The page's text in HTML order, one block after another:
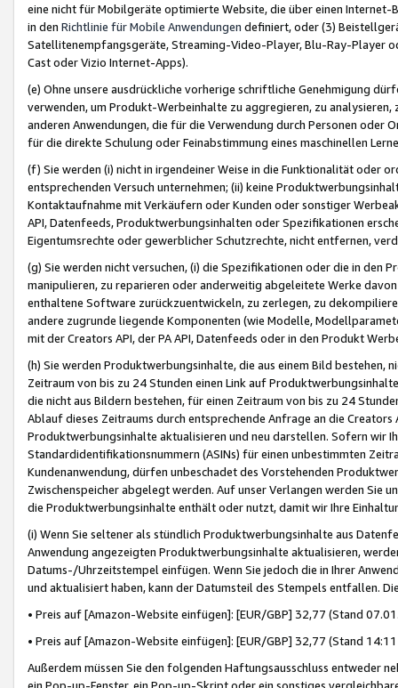
eine nicht für Mobilgeräte optimierte Website, die über einen
in den Richtlinie für Mobile Anwendungen definiert, oder (3)
Satellitenempfangsgeräte, Streaming-Video-Player, Blu-Ray-Player
Cast oder Vizio Internet-Apps).
(e) Ohne unsere ausdrückliche vorherige schriftliche Genehmigung
verwenden, um Produkt-Werbeinhalte zu aggregieren, zu
anderen Anwendungen, die für die Verwendung durch Personen
für die direkte Schulung oder Feinabstimmung eines maschinellen
(f) Sie werden (i) nicht in irgendeiner Weise in die Funktionalität oder
entsprechenden Versuch unternehmen; (ii) keine
Kontaktaufnahme mit Verkäufern oder Kunden oder sonstiger
API, Datenfeeds, Produktwerbungsinhalten oder Spezifikationen
Eigentumsrechte oder gewerblicher Schutzrechte, nicht entfernen,
(g) Sie werden nicht versuchen, (i) die Spezifikationen oder die in
manipulieren, zu reparieren oder anderweitig abgeleitete Werke
enthaltene Software zurückzuentwickeln, zu zerlegen, zu
andere zugrunde liegende Komponenten (wie Modelle,
mit der Creators API, der PA API, Datenfeeds oder in den Produkt
(h) Sie werden Produktwerbungsinhalte, die aus einem Bild bestehen,
Zeitraum von bis zu 24 Stunden einen Link auf
die nicht aus Bildern bestehen, für einen Zeitraum von bis zu 24
Ablauf dieses Zeitraums durch entsprechende Anfrage an die
Produktwerbungsinhalte aktualisieren und neu darstellen. Sofern wir
Standardidentifikationsnummern (ASINs) für einen unbestimmten
Kundenanwendung, dürfen unbeschadet des Vorstehenden
Zwischenspeicher abgelegt werden. Auf unser Verlangen werden Sie
die Produktwerbungsinhalte enthält oder nutzt, damit wir Ihre
(i) Wenn Sie seltener als stündlich Produktwerbungsinhalte aus
Anwendung angezeigten Produktwerbungsinhalte aktualisieren,
Datums-/Uhrzeitstempel einfügen. Wenn Sie jedoch die in Ihrer
und aktualisiert haben, kann der Datumsteil des Stempels entfallen.
• Preis auf [Amazon-Website einfügen]: [EUR/GBP] 32,77 (Stand
• Preis auf [Amazon-Website einfügen]: [EUR/GBP] 32,77 (Stand
Außerdem müssen Sie den folgenden Haftungsausschluss entweder
ein Pop-up-Fenster, ein Pop-up-Skript oder ein sonstiges